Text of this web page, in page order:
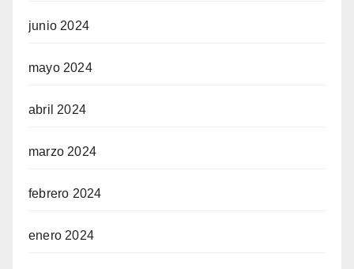
junio 2024
mayo 2024
abril 2024
marzo 2024
febrero 2024
enero 2024